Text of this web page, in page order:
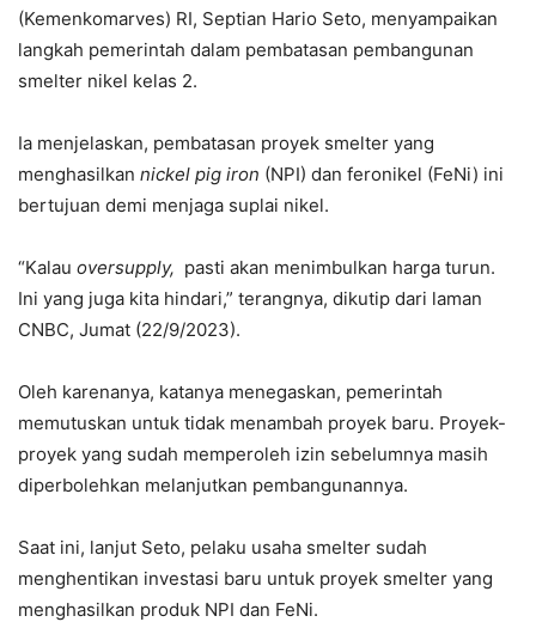
(Kemenkomarves) RI, Septian Hario Seto, menyampaikan
langkah pemerintah dalam pembatasan pembangunan
smelter nikel kelas 2.
Ia menjelaskan, pembatasan proyek smelter yang
menghasilkan nickel pig iron (NPI) dan feronikel (FeNi) ini
bertujuan demi menjaga suplai nikel.
“Kalau oversupply, pasti akan menimbulkan harga turun.
Ini yang juga kita hindari,” terangnya, dikutip dari laman
CNBC, Jumat (22/9/2023).
Oleh karenanya, katanya menegaskan, pemerintah
memutuskan untuk tidak menambah proyek baru. Proyek-
proyek yang sudah memperoleh izin sebelumnya masih
diperbolehkan melanjutkan pembangunannya.
Saat ini, lanjut Seto, pelaku usaha smelter sudah
menghentikan investasi baru untuk proyek smelter yang
menghasilkan produk NPI dan FeNi.